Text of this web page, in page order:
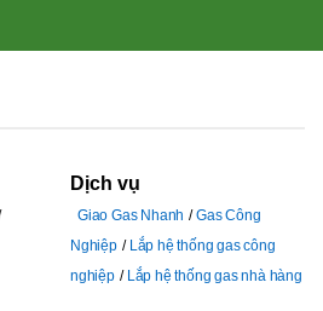
Dịch vụ
Giao Gas Nhanh
Gas Công
Nghiệp
Lắp hệ thống gas công
nghiệp
Lắp hệ thống gas nhà hàng